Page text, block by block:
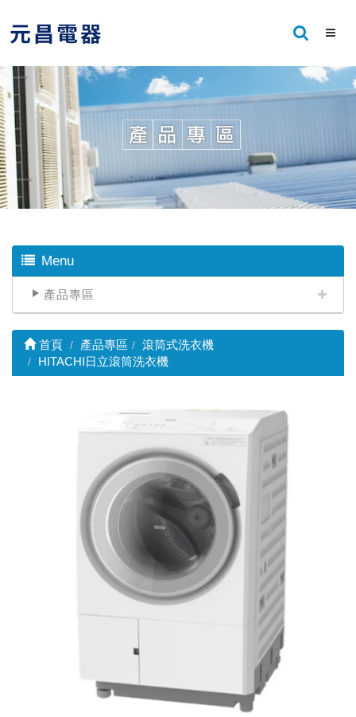
Menu
產品專區
首頁 產品專區
滾筒式洗衣機
HITACHI日立滾筒洗衣機